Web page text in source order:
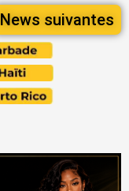
News suivantes